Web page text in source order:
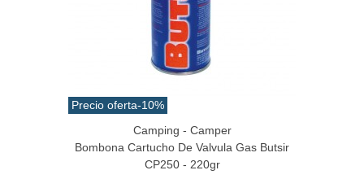
Precio oferta-10%
Camping - Camper
Bombona Cartucho De Valvula Gas Butsir
CP250 - 220gr